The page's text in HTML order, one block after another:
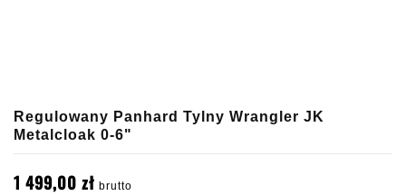
Regulowany Panhard Tylny Wrangler JK
Metalcloak 0-6"
1 499,00 zł brutto